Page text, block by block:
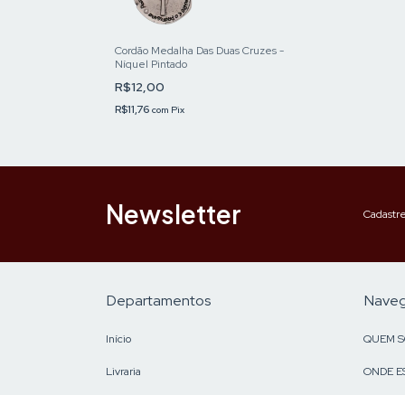
Cordão Medalha Das Duas Cruzes -
Níquel Pintado
R$12,00
R$11,76 com Pix
Newsletter
Departamentos
Início
Livraria
QUEM
ONDE